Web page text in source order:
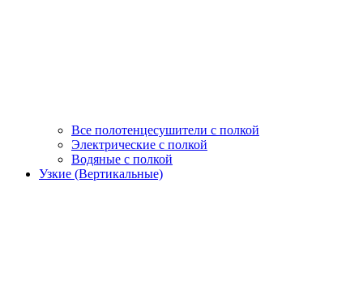
Все полотенцесушители с полкой
Электрические с полкой
Водяные с полкой
Узкие (Вертикальные)